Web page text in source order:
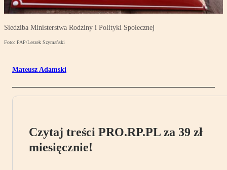
Siedziba Ministerstwa Rodziny i Polityki Społecznej
Foto: PAP/Leszek Szymański
Mateusz Adamski
Czytaj treści PRO.RP.PL za 39 zł
miesięcznie!